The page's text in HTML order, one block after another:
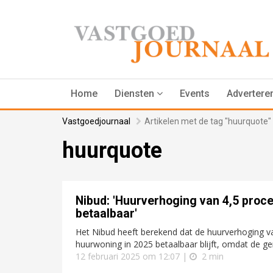
Home Diensten Events
Vastgoedjournaal Artikelen met de tag "huurquote"
huurquote
Nibud: 'Huurverhoging van 4,5
betaalbaar'
Het Nibud heeft berekend dat de huurverhoging
huurwoning in 2025 betaalbaar blijft, omdat de
12 februari 2025 om 12:07 |
2 min